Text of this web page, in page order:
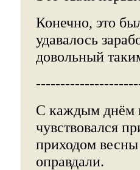
Конечно, это
удавалось
довольный
С каждым днём
чувствовался
приходом весны
оправдали.